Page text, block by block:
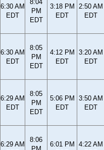
6:30 AM
EDT
8:04
PM
EDT
3:18 PM
EDT
2:50 AM
EDT
6:30 AM
EDT
8:05
PM
EDT
4:12 PM
EDT
3:20 AM
EDT
6:29 AM
EDT
8:05
PM
EDT
5:06 PM
EDT
3:50 AM
EDT
6:29 AM
8:06
6:01 PM
4:22 AM